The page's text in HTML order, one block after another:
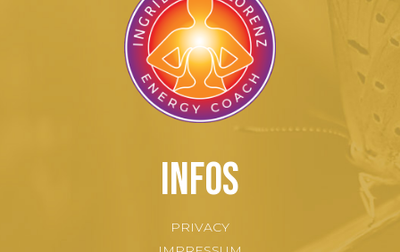
Infos
PRIVACY